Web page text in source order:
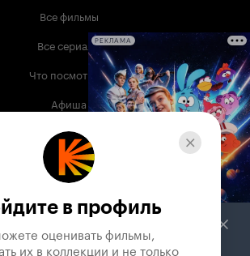
Все фильмы
Все сериалы
Что посмотреть
Афиша
Музыка
Телепрограмма
Служба поддержки
РЕКЛАМА
в профиль
оценивать фильмы,
их в коллекции и не только